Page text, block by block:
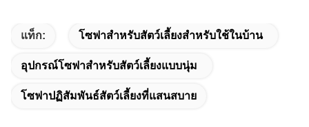
แท็ก: โซฟาสำหรับสัตว์เลี้ยงสำหรับใช้ในบ้าน
อุปกรณ์โซฟาสำหรับสัตว์เลี้ยงแบบนุ่ม
โซฟาปฏิสัมพันธ์สัตว์เลี้ยงที่แสนสบาย